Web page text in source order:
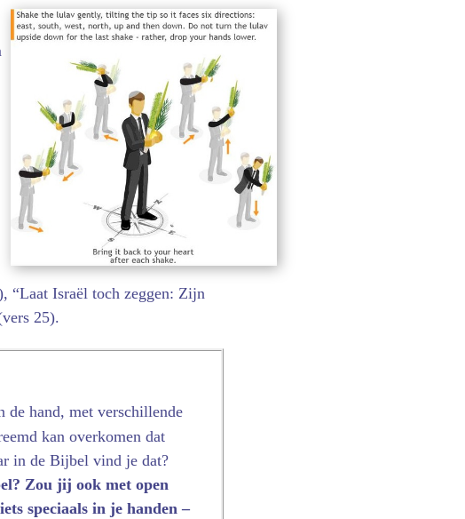
“Laat Israël toch zeggen: Zijn
25).
de hand, met verschil­lende
kan over­komen dat
in de Bijbel vind je dat?
Zou jij ook met open
speciaals in je handen –